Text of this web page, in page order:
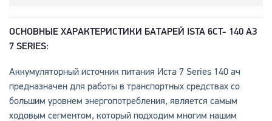
ОСНОВНЫЕ ХАРАКТЕРИСТИКИ БАТАРЕЙ ISTA 6CT- 140 АЗ
7 SERIES:
Аккумуляторный источник питания Иста 7 Series 140 ач
предназначен для работы в транспортных средствах со
большим уровнем энергопотребления, является самым
ходовым сегментом, который подходим многим нашим